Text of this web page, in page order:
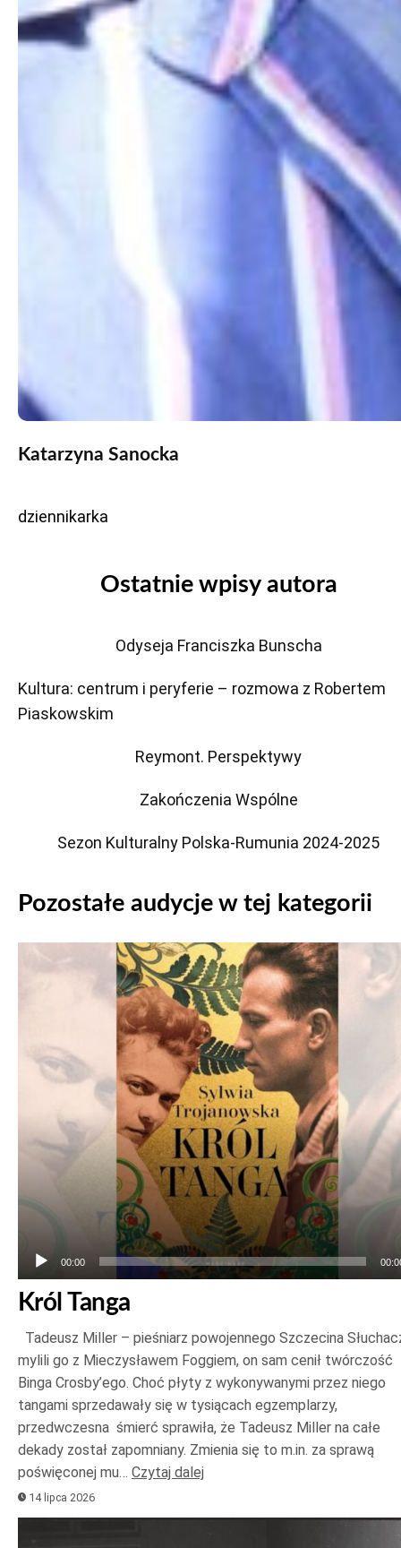
Katarzyna Sanocka
dziennikarka
Ostatnie wpisy autora
Odyseja Franciszka Bunscha
Kultura: centrum i peryferie – rozmowa z Robertem
Piaskowskim
Reymont. Perspektywy
Zakończenia Wspólne
Sezon Kulturalny Polska-Rumunia 2024-2025
Pozostałe audycje w tej kategorii
plików
dźwiękowych
00:00
Król Tanga
Tadeusz Miller – pieśniarz powojennego Szczecina
mylili go z Mieczysławem Foggiem, on sam cenił twórczość
Binga Crosby’ego. Choć płyty z wykonywanymi przez niego
tangami sprzedawały się w tysiącach egzemplarzy,
przedwczesna śmierć sprawiła, że Tadeusz Miller na całe
dekady został zapomniany. Zmienia się to m.in. za sprawą
poświęconej mu… Czytaj dalej
14 lipca 2026